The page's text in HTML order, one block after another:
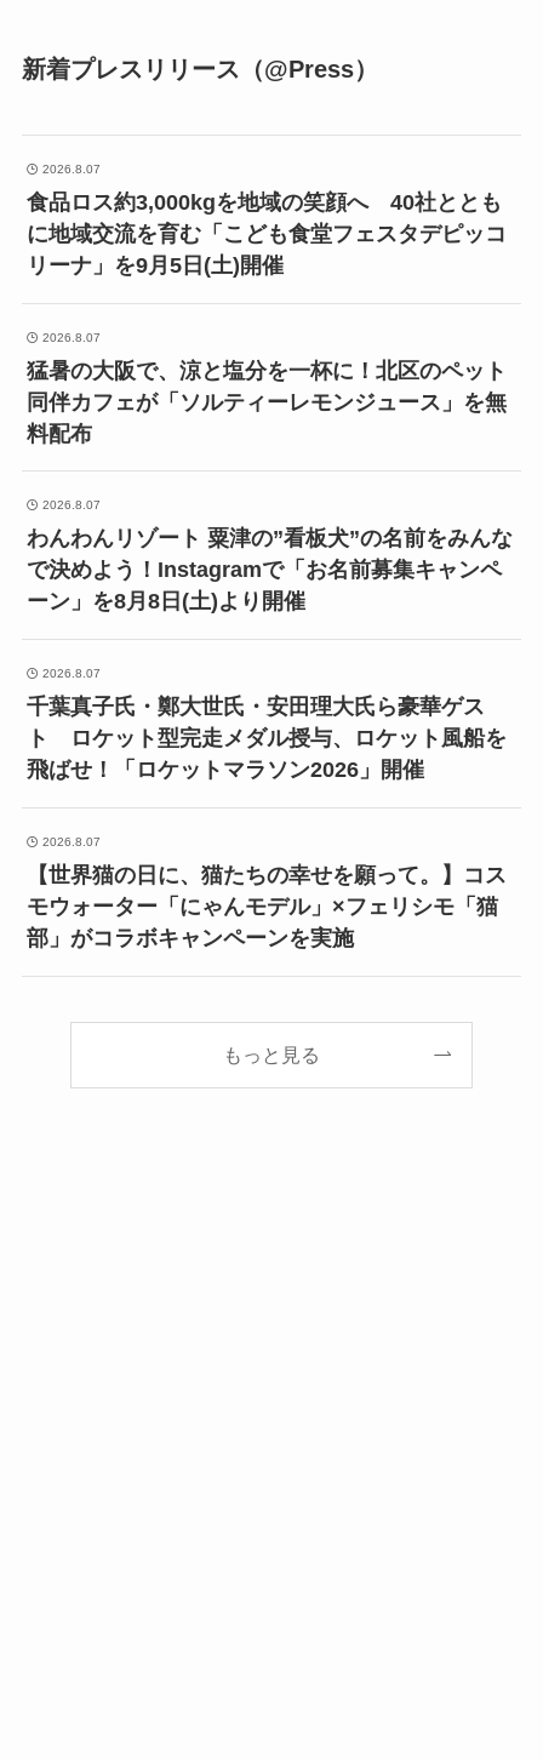
新着プレスリリース（@Press）
2026.8.07
食品ロス約3,000kgを地域の笑顔へ 40社ととも
に地域交流を育む「こども食堂フェスタデピッコ
リーナ」を9月5日(土)開催
2026.8.07
猛暑の大阪で、涼と塩分を一杯に！北区のペット
同伴カフェが「ソルティーレモンジュース」を無
料配布
2026.8.07
わんわんリゾート 粟津の”看板犬”の名前をみんな
で決めよう！Instagramで「お名前募集キャンペ
ーン」を8月8日(土)より開催
2026.8.07
千葉真子氏・鄭大世氏・安田理大氏ら豪華ゲス
ト ロケット型完走メダル授与、ロケット風船を
飛ばせ！「ロケットマラソン2026」開催
2026.8.07
【世界猫の日に、猫たちの幸せを願って。】コス
モウォーター「にゃんモデル」×フェリシモ「猫
部」がコラボキャンペーンを実施
もっと見る